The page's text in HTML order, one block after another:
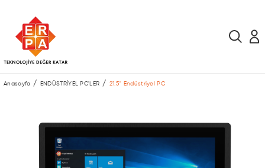
Anasayfa ENDÜSTRİYEL PC'LER 21.5'' Endüstriyel PC